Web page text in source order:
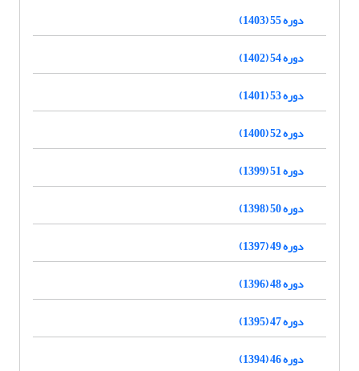
دوره 55 (1403)
دوره 54 (1402)
دوره 53 (1401)
دوره 52 (1400)
دوره 51 (1399)
دوره 50 (1398)
دوره 49 (1397)
دوره 48 (1396)
دوره 47 (1395)
دوره 46 (1394)